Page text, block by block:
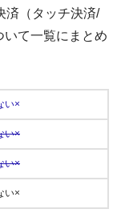
済（タッチ決済/
いて一覧にまとめ
い×
い×
い×
い×